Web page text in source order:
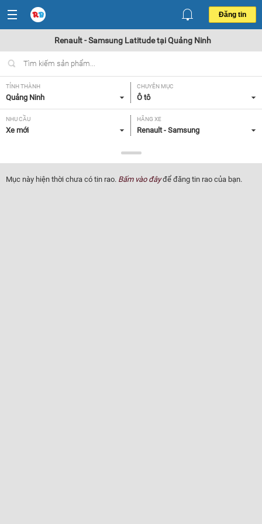
Đăng tin
Renault - Samsung Latitude tại Quảng Ninh
TỈNH THÀNH
Quảng Ninh
CHUYÊN MỤC
Ô tô
NHU CẦU
Xe mới
HÃNG XE
Renault - Samsung
Latitude
NĂM SẢN XUẤT
Tất cả
GIÁ XE XUẤT XỨ
Mục này hiện thời chưa có tin rao. Bấm vào đâyđể đăng tin rao của bạn.